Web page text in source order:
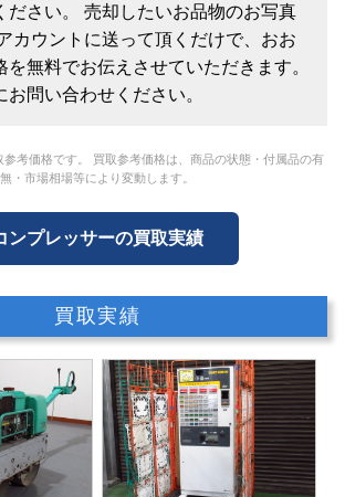
ださい。 売却したいお品物のお写真
カウントに送って頂くだけで、おお
を無料でお伝えさせていただきます。
お問い合わせください。
考価格です。 買取参考価格は、商品の状態・付属品の有
無・市場相場等により変動します。
ンプレッサーの買取実績
買取実績